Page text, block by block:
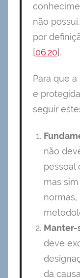
não
por
[06:20].
Para que
e
seguir
não
pessoal
mas
Manter-
deve
da